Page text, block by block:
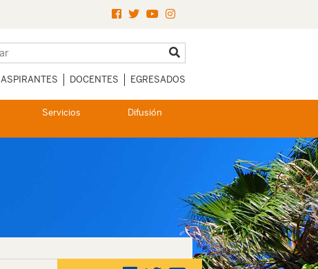
ASPIRANTES DOCENTES EGRESADOS
Servicios Difusión